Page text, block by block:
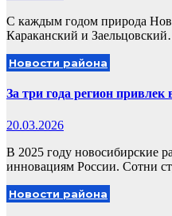
С каждым годом природа
Караканский и
Новости района
За три года регион
20.03.2026
В 2025 году новосибирские
инновациям России. Сотни
Новости района